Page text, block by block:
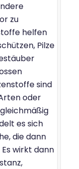
zu
helfen
Pilze
sind
oder
es sich
die dann
wirkt dann